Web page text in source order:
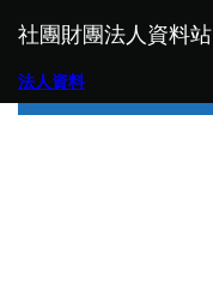
社團財團法人資料站
法人資料